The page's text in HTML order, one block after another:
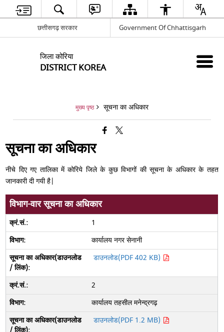
छत्तीसगढ़ सरकार Government Of Chhattisgarh
जिला कोरिया
DISTRICT KOREA
मुख्य पृष्ठ सूचना का अधिकार
सूचना का अधिकार
नीचे दिए गए तालिका में कोरिये जिले के कुछ विभागों की सूचना के अधिकार के तहत
जानकारी दी गयी है|
विभाग-वार सूचना का अधिकार
1
कार्यालय नगर सेनानी
डाउनलोड(PDF 402 KB)
2
कार्यालय तहसील मनेन्द्रगढ़
डाउनलोड(PDF 1.2 MB)